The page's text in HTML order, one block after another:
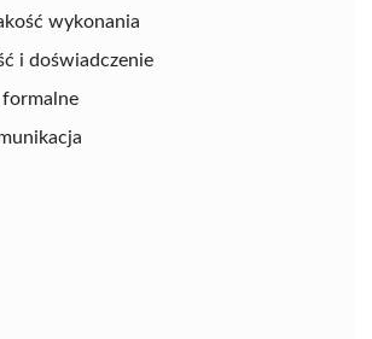
wykonania
i doświadczenie